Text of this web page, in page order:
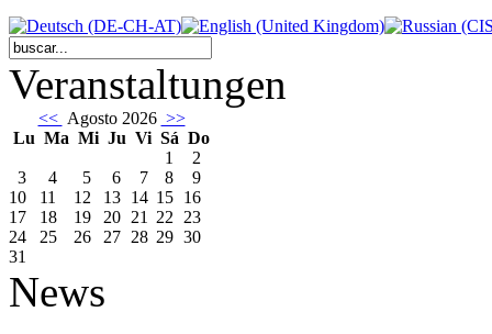
Veranstaltungen
<< Agosto 2026 >>
Lu Ma Mi Ju Vi Sá Do
1
2
3
4 5 6 7 8
9
10
11 12 13 14 15 16
17
18 19 20 21 22 23
24
25 26 27 28 29 30
31
News